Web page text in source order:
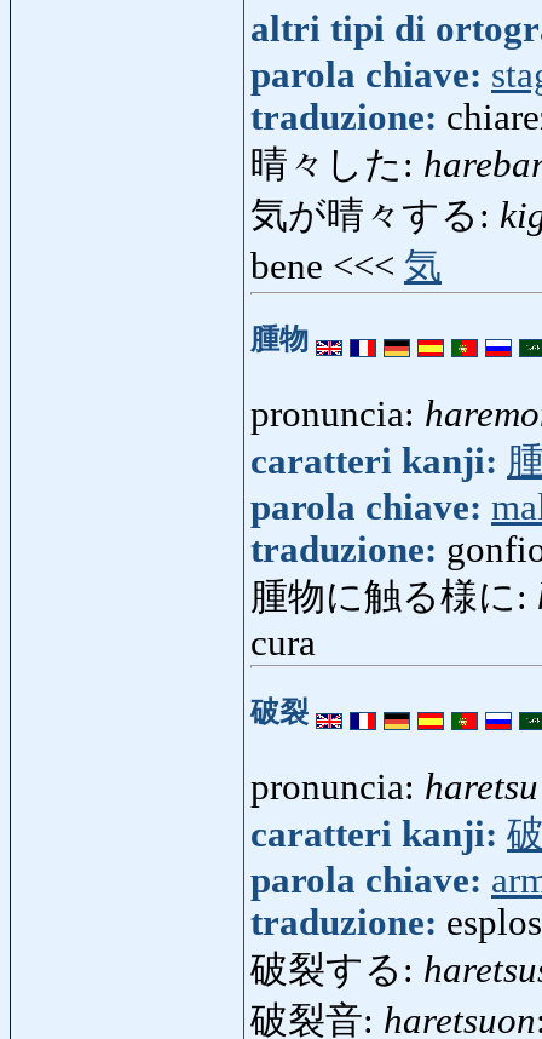
altri tipi di
parola chiave:
traduzione:
晴々した:
気が晴々する:
bene <<< 気
腫物
pronuncia:
caratteri kanji:
parola chiave:
traduzione:
腫物に触る様に:
cura
破裂
pronuncia: haretsu
caratteri kanji:
parola chiave:
traduzione:
破裂する:
破裂音: haretsuon